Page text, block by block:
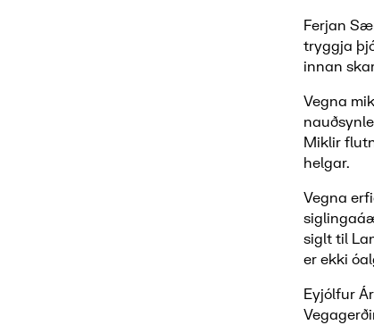
Ferjan
tryggja
innan
Vegna
Miklir
helgar.
Vegna
siglt til
er ekki
Eyjólfur